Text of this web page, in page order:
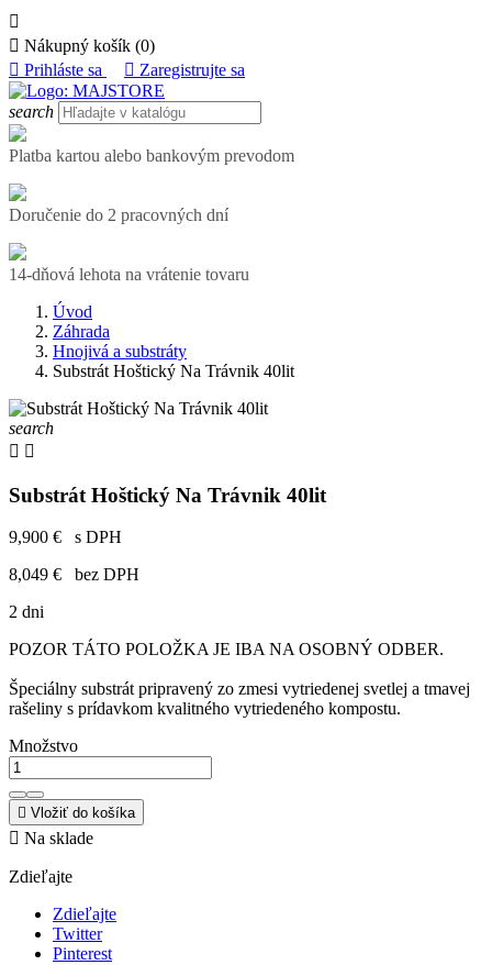

 Nákupný košík (0)
 Prihláste sa  Zaregistrujte sa
search
Platba kartou alebo bankovým prevodom
Doručenie do 2 pracovných dní
14-dňová lehota na vrátenie tovaru
Úvod
Záhrada
Hnojivá a substráty
Substrát Hoštický Na Trávnik 40lit
search
 
Substrát Hoštický Na Trávnik 40lit
9,900 €
s DPH
8,049 €
bez DPH
2 dni
POZOR TÁTO POLOŽKA JE IBA NA OSOBNÝ ODBER.
Špeciálny substrát pripravený zo zmesi vytriedenej svetlej a tmavej
rašeliny s prídavkom kvalitného vytriedeného kompostu.
Množstvo
 Vložiť do košíka
 Na sklade
Zdieľajte
Zdieľajte
Twitter
Pinterest